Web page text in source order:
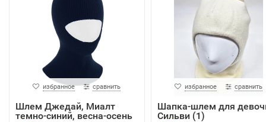
избранное сравнить
Шлем Джедай, Миалт
темно-синий, весна-осень
избранное сравнить
Шапка-шлем для
Сильви (1)